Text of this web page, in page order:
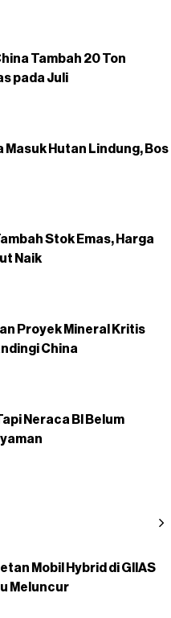
Tambah 20 Ton
pada Juli
Masuk Hutan Lindung, Bos
Stok Emas, Harga
Naik
Proyek Mineral Kritis
China
Neraca BI Belum
Mobil Hybrid di GIIAS
Meluncur